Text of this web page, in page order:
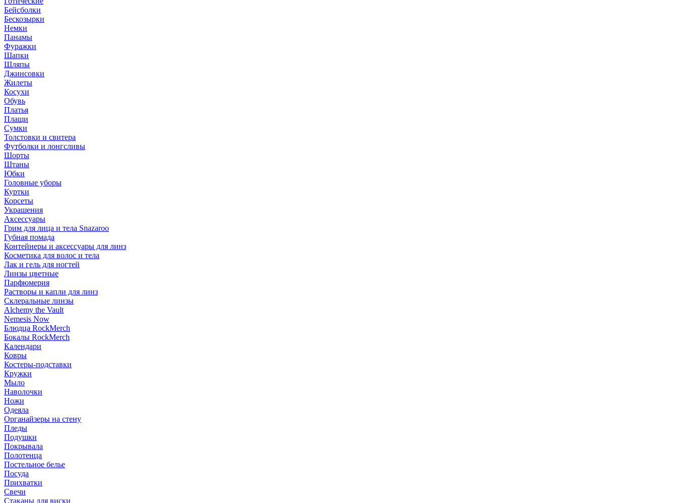
Бейсболки
Бескозырки
Немки
Панамы
Фуражки
Шапки
Шляпы
Джинсовки
Жилеты
Косухи
Обувь
Платья
Плащи
Сумки
Толстовки и свитера
Футболки и лонгсливы
Шорты
Штаны
Юбки
Головные уборы
Куртки
Корсеты
Украшения
Аксессуары
Грим для лица и тела Snazaroo
Губная помада
Контейнеры и аксессуары для линз
Косметика для волос и тела
Лак и гель для ногтей
Линзы цветные
Парфюмерия
Растворы и капли для линз
Склеральные линзы
Alchemy the Vault
Nemesis Now
Блюдца RockMerch
Бокалы RockMerch
Календари
Ковры
Костеры-подставки
Кружки
Мыло
Наволочки
Ножи
Одеяла
Органайзеры на стену
Пледы
Подушки
Покрывала
Полотенца
Постельное белье
Посуда
Прихватки
Свечи
Стаканы для виски